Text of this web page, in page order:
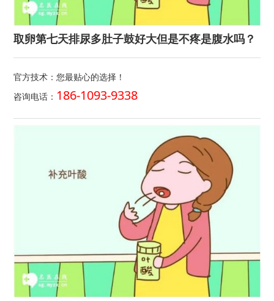
取卵第七天排尿多肚子鼓好大但是不疼是腹水吗？
官方技术：您最贴心的选择！
咨询电话： 186-1093-9338